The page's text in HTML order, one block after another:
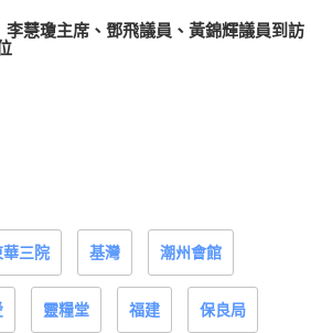
李慧瓊主席、鄧飛議員、黃錦輝議員到訪
華三院 基灣 潮州會館
靈糧堂 福建 保良局